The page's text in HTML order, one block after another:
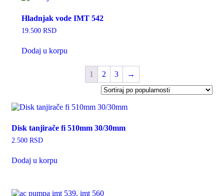
Hladnjak vode IMT 542
19.500 RSD
Dodaj u korpu
1 2 3 →
Disk tanjirače fi 510mm 30/30mm
2.500 RSD
Dodaj u korpu